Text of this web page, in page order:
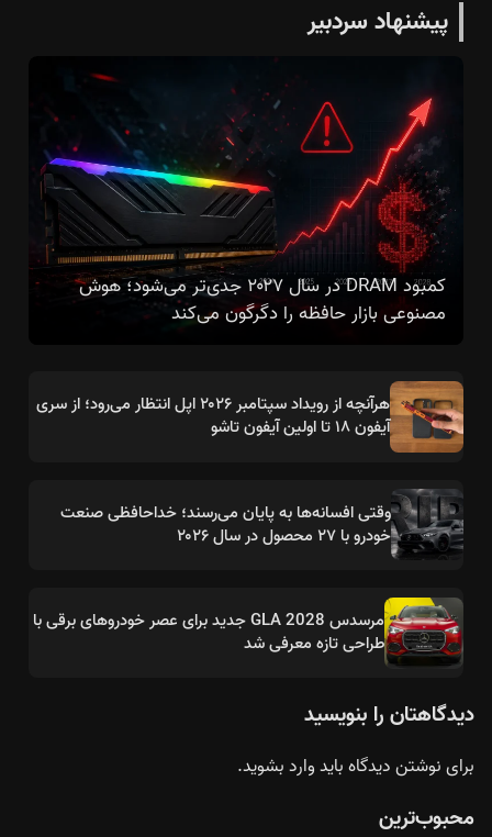
پیشنهاد سردبیر
کمبود DRAM در سال ۲۰۲۷ جدی‌تر می‌شود؛ هوش
مصنوعی بازار حافظه را دگرگون می‌کند
هرآنچه از رویداد سپتامبر ۲۰۲۶ اپل انتظار می‌رود؛ از سری
آیفون ۱۸ تا اولین آیفون تاشو
وقتی افسانه‌ها به پایان می‌رسند؛ خداحافظی صنعت
خودرو با ۲۷ محصول در سال ۲۰۲۶
مرسدس GLA 2028 جدید برای عصر خودروهای برقی با
طراحی تازه معرفی شد
دیدگاهتان را بنویسید
برای نوشتن دیدگاه بایدوارد بشوید.
محبوب‌ترین